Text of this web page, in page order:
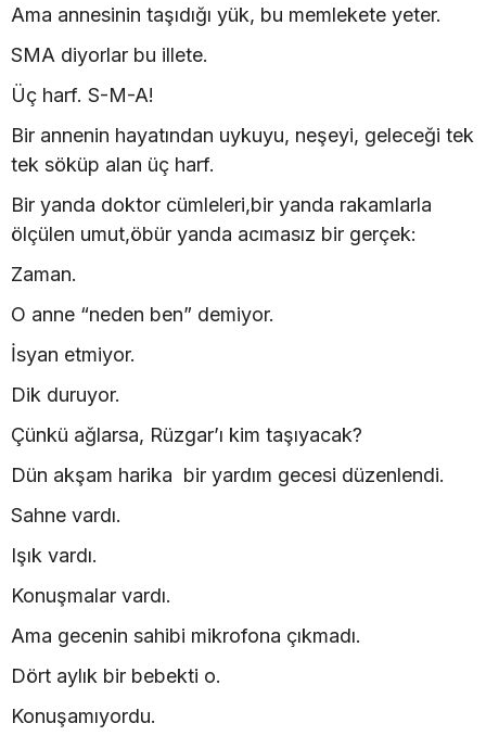
Ama annesinin taşıdığı yük, bu memlekete yeter.
SMA diyorlar bu illete.
Üç harf. S-M-A!
Bir annenin hayatından uykuyu, neşeyi, geleceği tek
tek söküp alan üç harf.
Bir yanda doktor cümleleri,bir yanda rakamlarla
ölçülen umut,öbür yanda acımasız bir gerçek:
Zaman.
O anne “neden ben” demiyor.
İsyan etmiyor.
Dik duruyor.
Çünkü ağlarsa, Rüzgar’ı kim taşıyacak?
Dün akşam harika bir yardım gecesi düzenlendi.
Sahne vardı.
Işık vardı.
Konuşmalar vardı.
Ama gecenin sahibi mikrofona çıkmadı.
Dört aylık bir bebekti o.
Konuşamıyordu.